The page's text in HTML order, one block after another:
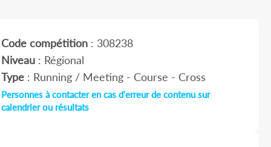
Code compétition: 308238
Niveau: Régional
Type: Running / Meeting - Course - Cross
Personnes à contacter en cas d'erreur de contenu sur
calendrier ou résultats